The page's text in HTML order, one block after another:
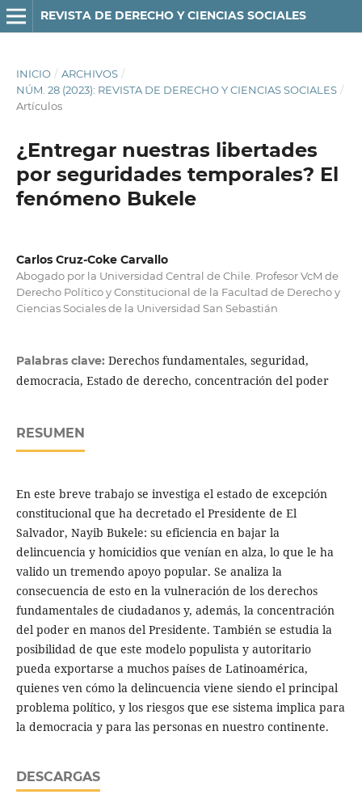
REVISTA DE DERECHO Y CIENCIAS SOCIALES
INICIO / ARCHIVOS /
NÚM. 28 (2023): REVISTA DE DERECHO Y CIENCIAS SOCIALES /
Artículos
¿Entregar nuestras libertades
por seguridades temporales? El
fenómeno Bukele
Carlos Cruz-Coke Carvallo
Abogado por la Universidad Central de Chile. Profesor VcM de
Derecho Político y Constitucional de la Facultad de Derecho y
Ciencias Sociales de la Universidad San Sebastián
Palabras clave: Derechos fundamentales, seguridad,
democracia, Estado de derecho, concentración del poder
RESUMEN
En este breve trabajo se investiga el estado de excepción
constitucional que ha decretado el Presidente de El
Salvador, Nayib Bukele: su eficiencia en bajar la
delincuencia y homicidios que venían en alza, lo que le ha
valido un tremendo apoyo popular. Se analiza la
consecuencia de esto en la vulneración de los dere­chos
fundamentales de ciudadanos y, además, la concentración
del poder en manos del Presidente. También se estudia la
posibilidad de que este modelo populista y autoritario
pueda exportarse a muchos países de Latinoamérica,
quienes ven cómo la delincuencia viene siendo el principal
problema político, y los riesgos que ese sistema implica para
la democracia y para las personas en nuestro continente.
DESCARGAS